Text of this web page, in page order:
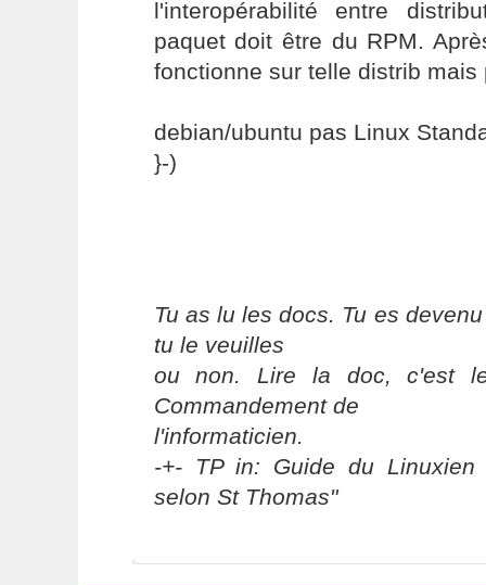
l'interopérabilité entre
paquet doit être du RPM.
fonctionne sur telle distrib mais
debian/ubuntu pas Linux
}-)
Tu as lu les docs. Tu es
tu le veuilles
ou non. Lire la doc, c'est
Commandement de
l'informaticien.
-+- TP in: Guide du Linuxien
selon St Thomas"